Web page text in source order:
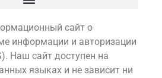
сайт о
информации и авторизации
Наш сайт доступен на
языках и не зависит ни